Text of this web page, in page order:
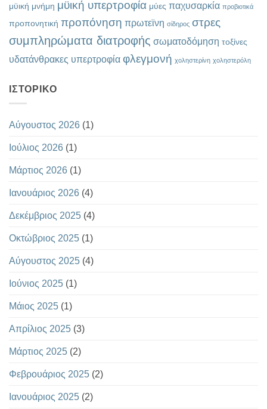
μϋική μνήμη μϋική υπερτροφία μύες παχυσαρκία προβιοτικά
προπονητική προπόνηση πρωτεϊνη σίδηρος στρες
συμπληρώματα διατροφής σωματοδόμηση τοξίνες
υδατάνθρακες υπερτροφία φλεγμονή χοληστερίνη χοληστερόλη
ΙΣΤΟΡΙΚΌ
Αύγουστος 2026 (1)
Ιούλιος 2026 (1)
Μάρτιος 2026 (1)
Ιανουάριος 2026 (4)
Δεκέμβριος 2025 (4)
Οκτώβριος 2025 (1)
Αύγουστος 2025 (4)
Ιούνιος 2025 (1)
Μάιος 2025 (1)
Απρίλιος 2025 (3)
Μάρτιος 2025 (2)
Φεβρουάριος 2025 (2)
Ιανουάριος 2025 (2)